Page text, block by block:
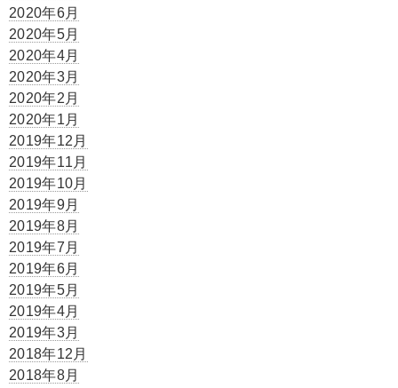
2020年6月
2020年5月
2020年4月
2020年3月
2020年2月
2020年1月
2019年12月
2019年11月
2019年10月
2019年9月
2019年8月
2019年7月
2019年6月
2019年5月
2019年4月
2019年3月
2018年12月
2018年8月